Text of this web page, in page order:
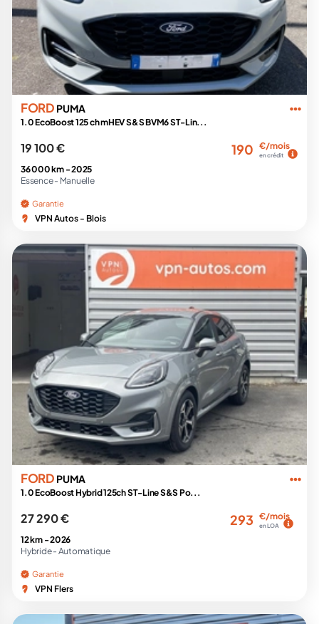
FORD PUMA
1.0 EcoBoost 125 ch mHEV S&S BVM6 ST-Lin...
19 100 € 190 €/mois
en crédit
36 000 km -2025
Essence - Manuelle
Garantie
VPN Autos - Blois
FORD PUMA
1.0 EcoBoost Hybrid 125ch ST-Line S&S Po...
27 290 € 293 €/mois
en LOA
12 km -2026
Hybride - Automatique
Garantie
VPN Flers